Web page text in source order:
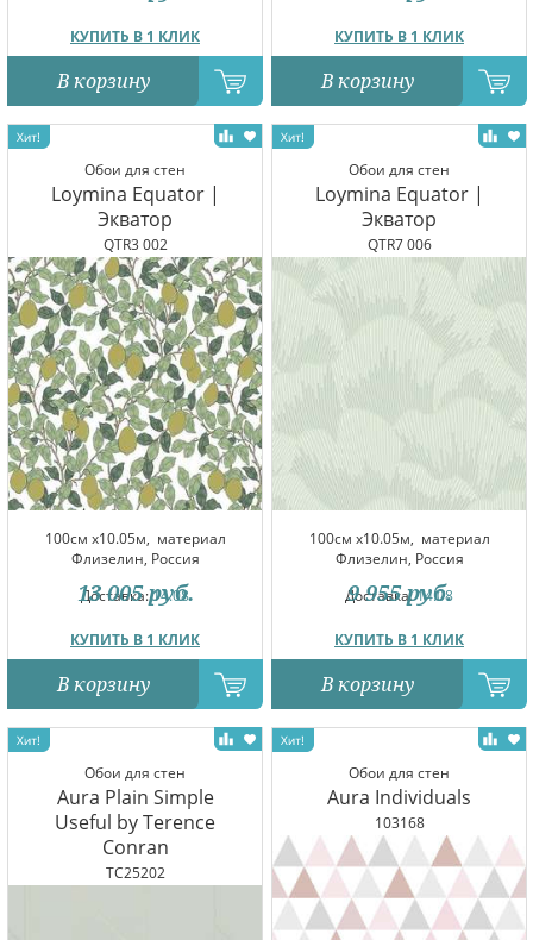
КУПИТЬ В 1 КЛИК
В корзину
КУПИТЬ В 1 КЛИК
В корзину
Обои для стен
Loymina Equator |
Экватор
QTR3 002
100см x10.05м, материал
Флизелин, Россия
Доставка:14.08
КУПИТЬ В 1 КЛИК
13 005 руб.
В корзину
Обои для стен
Loymina Equator |
Экватор
QTR7 006
100см x10.05м, материал
Флизелин, Россия
Доставка:14.08
КУПИТЬ В 1 КЛИК
9 955 руб.
В корзину
Обои для стен
Aura Plain Simple
Useful by Terence
Conran
TC25202
Обои для стен
Aura Individuals
103168